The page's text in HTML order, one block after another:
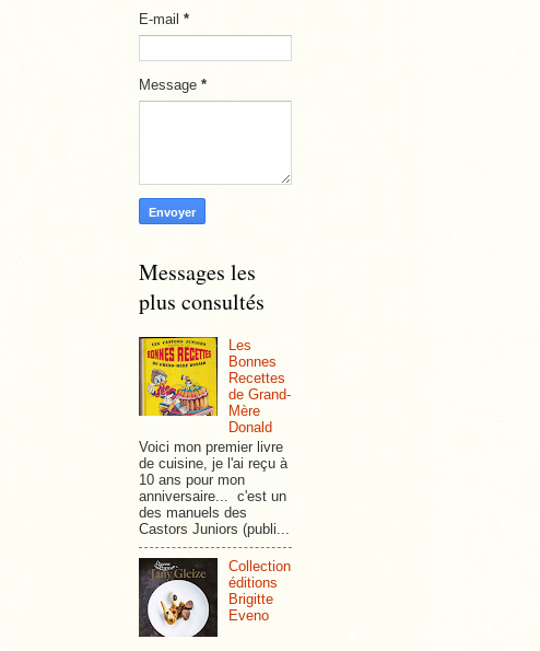
E-mail *
Message *
Messages les
plus consultés
Les
Bonnes
Recettes
de Grand-
Mère
Donald
Voici mon premier livre
de cuisine, je l'ai reçu à
10 ans pour mon
anniversaire... c'est un
des manuels des
Castors Juniors (publi...
Collection
éditions
Brigitte
Eveno